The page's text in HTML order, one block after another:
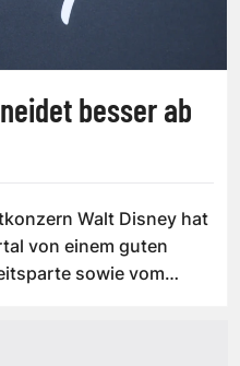
besser ab
Walt Disney hat
von einem guten
sowie vom